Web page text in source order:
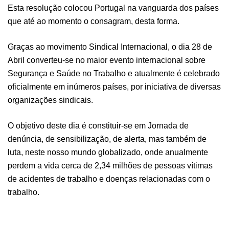
Esta resolução colocou Portugal na vanguarda dos países
que até ao momento o consagram, desta forma.
Graças ao movimento Sindical Internacional, o dia 28 de
Abril converteu-se no maior evento internacional sobre
Segurança e Saúde no Trabalho e atualmente é celebrado
oficialmente em inúmeros países, por iniciativa de diversas
organizações sindicais.
O objetivo deste dia é constituir-se em Jornada de
denúncia, de sensibilização, de alerta, mas também de
luta, neste nosso mundo globalizado, onde anualmente
perdem a vida cerca de 2,34 milhões de pessoas vítimas
de acidentes de trabalho e doenças relacionadas com o
trabalho.